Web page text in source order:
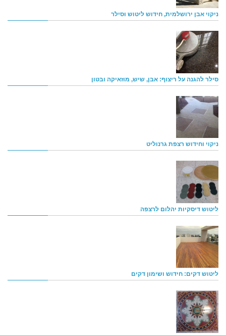
ניקוי אבן ירושלמית, חידוש ליטוש וסילר
סילר להגנה על ריצוף: אבן, שיש, מוזאיקה ובטון
ניקוי וחידוש רצפת גרנוליט
ליטוש דיסקיות יהלום לרצפה
ליטוש דקים: חידוש ושימון דקים